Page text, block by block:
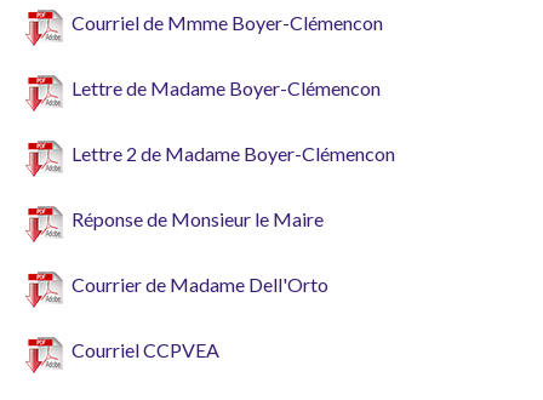
Courriel de Mmme Boyer-Clémencon
Lettre de Madame Boyer-Clémencon
Lettre 2 de Madame Boyer-Clémencon
Réponse de Monsieur le Maire
Courrier de Madame Dell'Orto
Courriel CCPVEA